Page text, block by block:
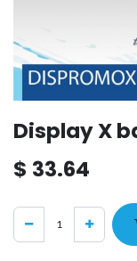
Display X
$ 33.64